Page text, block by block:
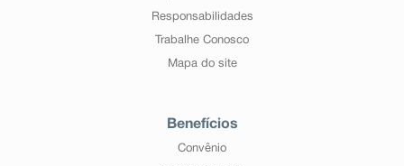
Responsabilidades
Trabalhe Conosco
Mapa do site
Benefícios
Convênio